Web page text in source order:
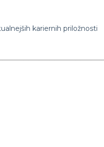
kariernih priložnosti